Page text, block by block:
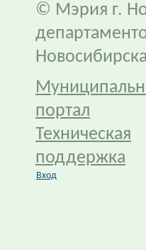
© Мэрия г.
Новосибирска
портал
Техническая
поддержка
Вход